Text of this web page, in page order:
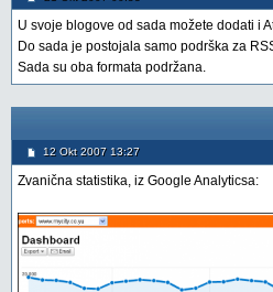
U svoje blogove od sada možete dodati i
Do sada je postojala samo podrška za
Sada su oba formata podržana.
12 Okt 2007 13:27
Zvanična statistika, iz Google Analyticsa: